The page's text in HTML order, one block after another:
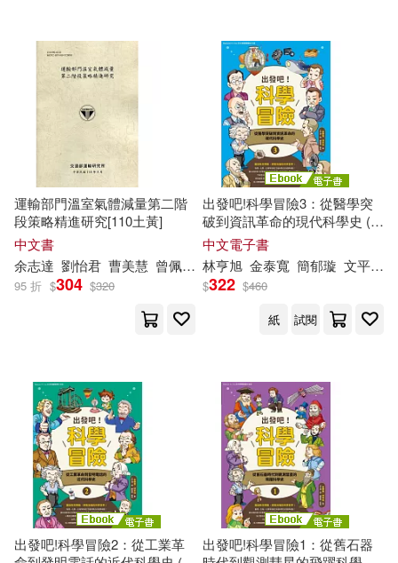
崔銀玉(18) 倉科遼(17)
崔紹漢(17) 文旭（主編）(17)
是空亨(17) 伏見つかさ(16)
歐．亨利(16) 江口夏實(16)
崔建成(15) 崔濟哲(15)
（北宋）李成等(15)
（美）博恩·崔西(15)
時報出版(81)
經濟科學出版社(80)
社會科學文獻出版社(78)
台灣東販(74)
人民衛生出版社(67)
湖南少年兒童出版社(65)
吉林出版集團有限責任公司(63)
北京理工大學出版社(62)
中國建築工業出版社(61)
運輸部門溫室氣體減量第二階
段策略精進研究[110土黃]
中文書
余志達 劉怡君 曹美慧 曾佩如 朱珮芸 李佳玲 林尚廷 林聖錞
95 折 $304 $320
出發吧!科學冒險3：從醫學突
破到資訊革命的現代科學史 (電
子書)
中文電子書
林亨旭 金泰寬 簡郁璇 文平潤（문평윤）
$322 $460
紙
試閱
出發吧!科學冒險2：從工業革
出發吧!科學冒險1：從舊石器